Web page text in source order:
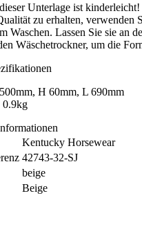
Unterlage ist
zu erhalten, verwenden
Waschen. Lassen Sie sie an
Wäschetrockner, um die
H 60mm, L 690mm
0.9kg
Kentucky Horsewear
42743-32-SJ
beige
Beige